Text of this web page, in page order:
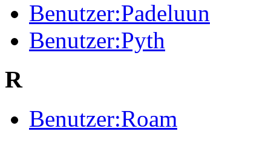
Benutzer:Padeluun
Benutzer:Pyth
R
Benutzer:Roam